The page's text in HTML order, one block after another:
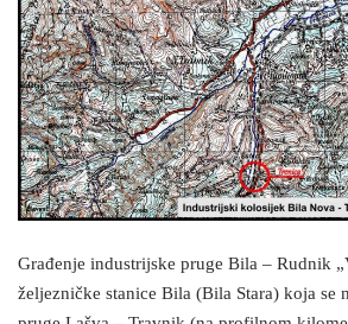
Građenje industrijske pruge Bila – Rudnik
željezničke stanice Bila (Bila Stara) koja se